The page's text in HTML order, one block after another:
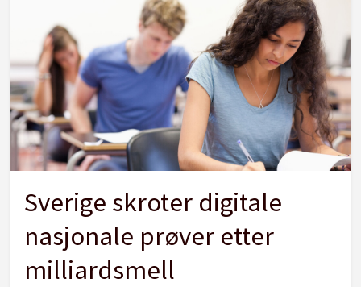
Sverige skroter digitale
nasjonale prøver etter
milliardsmell